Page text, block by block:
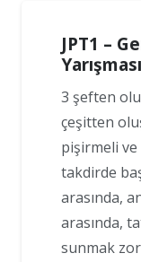
JPT1 –
Yarışması
3 şeften
çeşitten
pişirmeli ve
takdirde
arasında,
arasında,
sunmak